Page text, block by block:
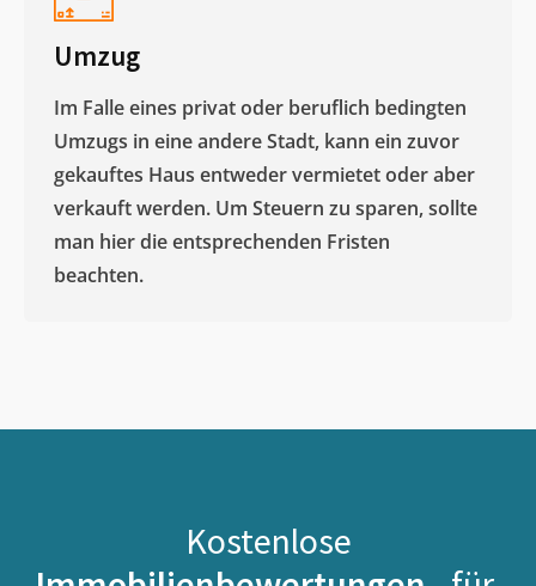
Umzug
Im Falle eines privat oder beruflich bedingten
Umzugs in eine andere Stadt, kann ein zuvor
gekauftes Haus entweder vermietet oder aber
verkauft werden. Um Steuern zu sparen, sollte
man hier die entsprechenden Fristen
beachten.
Kostenlose